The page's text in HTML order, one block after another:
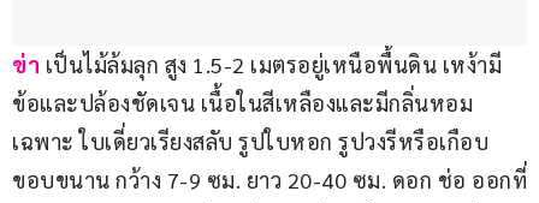
ข่า เป็นไม้ล้มลุก สูง 1.5-2 เมตรอยู่เหนือพื้นดิน เหง้ามี
ข้อและปล้องชัดเจน เนื้อในสีเหลืองและมีกลิ่นหอม
เฉพาะ ใบเดี่ยวเรียงสลับ รูปใบหอก รูปวงรีหรือเกือบ
ขอบขนาน กว้าง 7-9 ซม. ยาว 20-40 ซม. ดอก ช่อ ออกที่